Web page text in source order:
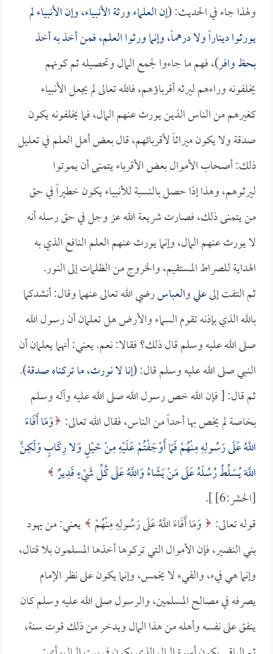
ولهذا جاء في الحديث: (إن العلماء ورثة الأنبياء، وإن الأنبياء لم
يورثوا ديناراً ولا درهماً، وإنما ورثوا العلم، فمن أخذ به أخذ
بحظ وافر)، فهم ما جاءوا لجمع المال وتحصيله ثم كونهم
يخلفونه وراءهم ليرثه أقرباؤهم، فالله تعالى لم يجعل الأنبياء
كغيرهم من الناس الذين يورث عنهم المال، فما يخلفونه يكون
صدقة ولا يكون ميراثاً لأقربائهم، قال بعض أهل العلم في تعليل
ذلك: أصحاب الأموال بعض الأقرباء يتمنى أن يموتوا
ليرثوهم، وهذا إذا حصل بالنسبة للأنبياء يكون خطيراً في حق
من يتمنى ذلك، فصارت شريعة الله عز وجل في حق رسله أنه
لا يورث عنهم المال، وإنما يورث عنهم العلم النافع الذي به
الهداية للصراط المستقيم، والخروج من الظلمات إلى النور.
ثم التفت إلىعليوالعباسرضي الله تعالى عنهما وقال: أنشدكما
بالله الذي بإذنه تقوم السماء والأرض هل تعلمان أن رسول الله
صلى الله عليه وسلم قال ذلك؟ فقالا: نعم. يعني: أنهما يعلمان أن
النبي صلى الله عليه وسلم قال: (إنا لا نورث، ما تركناه صدقة).
ثم قال: [ فإن الله خص رسول الله صلى الله عليه وآله وسلم
بخاصة لم يخص بها أحداً من الناس، فقال الله تعالى: وَمَا أَفَاءَ
اللَّهُ عَلَى رَسُولِهِ مِنْهُمْ فَمَا أَوْجَفْتُمْ عَلَيْهِ مِنْ خَيْلٍ وَلا رِكَابٍ وَلَكِنَّ
اللَّهَ يُسَلِّطُ رُسُلَهُ عَلَى مَنْ يَشَاءُ وَاللَّهُ عَلَى كُلِّ شَيْءٍ قَدِيرٌ
[الحشر:6] ].
قوله تعالى:
وَمَا أَفَاءَ اللَّهُ عَلَى رَسُولِهِ مِنْهُمْ
يعني: من يهود
بني النضير، فإن الأموال التي تركوها أخذها المسلمون بلا قتال،
وإنما هي فيء، والفيء لا يخمس، وإنما يكون على نظر الإمام
يصرفه في مصالح المسلمين، والرسول صلى الله عليه وسلم كان
ينفق على نفسه وأهله من هذا المال ويدخر من ذلك قوت سنة،